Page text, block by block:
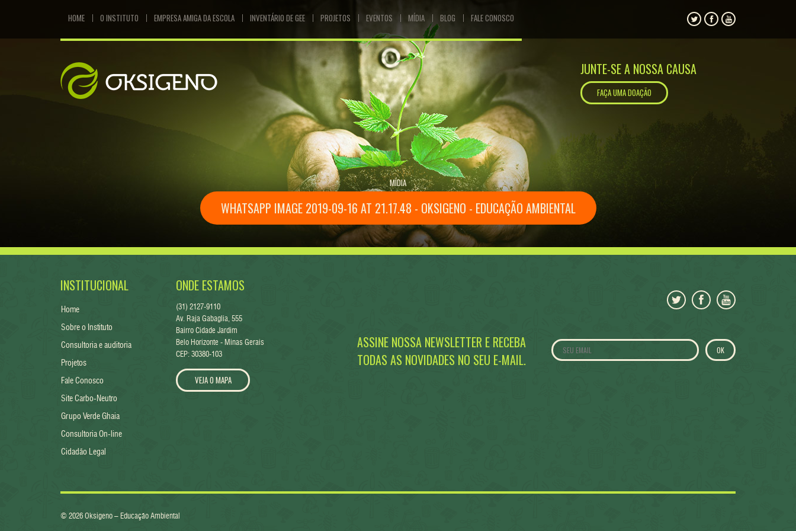
HOME O INSTITUTO EMPRESA AMIGA DA ESCOLA INVENTÁRIO DE GEE PROJETOS EVENTOS MÍDIA BLOG FALE CONOSCO
JUNTE-SE A NOSSA CAUSA
FAÇA UMA DOAÇÃO
MÍDIA
WHATSAPP IMAGE 2019-09-16 AT 21.17.48 - OKSIGENO - EDUCAÇÃO AMBIENTAL
INSTITUCIONAL
Home
Sobre o Instituto
Consultoria e auditoria
Projetos
Fale Conosco
Site Carbo-Neutro
Grupo Verde Ghaia
Consultoria On-line
Cidadão Legal
ONDE ESTAMOS
(31) 2127-9110
Av. Raja Gabaglia, 555
Bairro Cidade Jardim
Belo Horizonte - Minas Gerais
CEP: 30380-103
VEJA O MAPA
ASSINE NOSSA NEWSLETTER E RECEBA
TODAS AS NOVIDADES NO SEU E-MAIL.
© 2026 Oksigeno – Educação Ambiental